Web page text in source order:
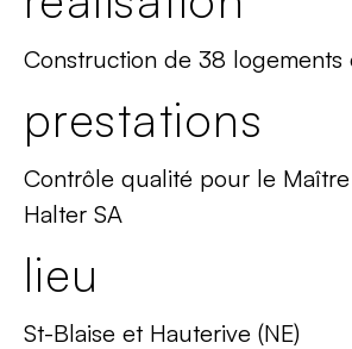
Construction de 38 logements
prestations
Contrôle qualité pour le
Halter SA
lieu
St-Blaise et Hauterive (NE)